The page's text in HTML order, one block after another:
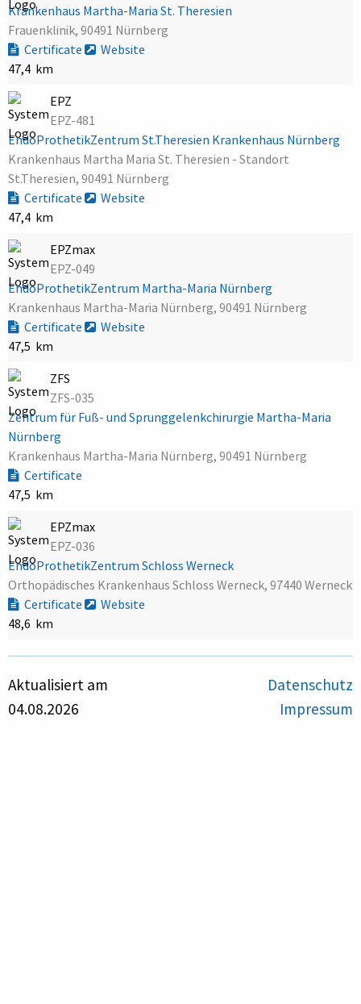
Krankenhaus Martha-Maria St. Theresien
Frauenklinik, 90491 Nürnberg
Certificate
Website
47,4 km
EPZ
EPZ-481
EndoProthetikZentrum St.Theresien Krankenhaus Nürnberg
Krankenhaus Martha Maria St. Theresien - Standort
St.Theresien, 90491 Nürnberg
Certificate
Website
47,4 km
EPZmax
EPZ-049
EndoProthetikZentrum Martha-Maria Nürnberg
Krankenhaus Martha-Maria Nürnberg, 90491 Nürnberg
Certificate
Website
47,5 km
ZFS
ZFS-035
Zentrum für Fuß- und Sprunggelenkchirurgie Martha-Maria
Nürnberg
Krankenhaus Martha-Maria Nürnberg, 90491 Nürnberg
Certificate
47,5 km
EPZmax
EPZ-036
EndoProthetikZentrum Schloss Werneck
Orthopädisches Krankenhaus Schloss Werneck, 97440 Werneck
Certificate
Website
48,6 km
Aktualisiert am
04.08.2026
Datenschutz
Impressum